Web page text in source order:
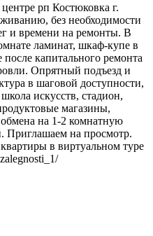
рп Костюковка г.
без необходимости
и времени на ремонты. В
ламинат, шкаф-купе в
капитального ремонта
Опрятный подъезд и
в шаговой доступности,
искусств, стадион,
магазины,
на 1-2 комнатную
Приглашаем на просмотр.
в виртуальном туре